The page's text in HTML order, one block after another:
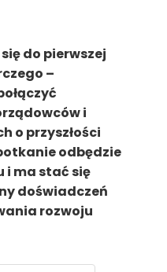
do pierwszej
–
i
o przyszłości
odbędzie
i ma stać się
doświadczeń
rozwoju